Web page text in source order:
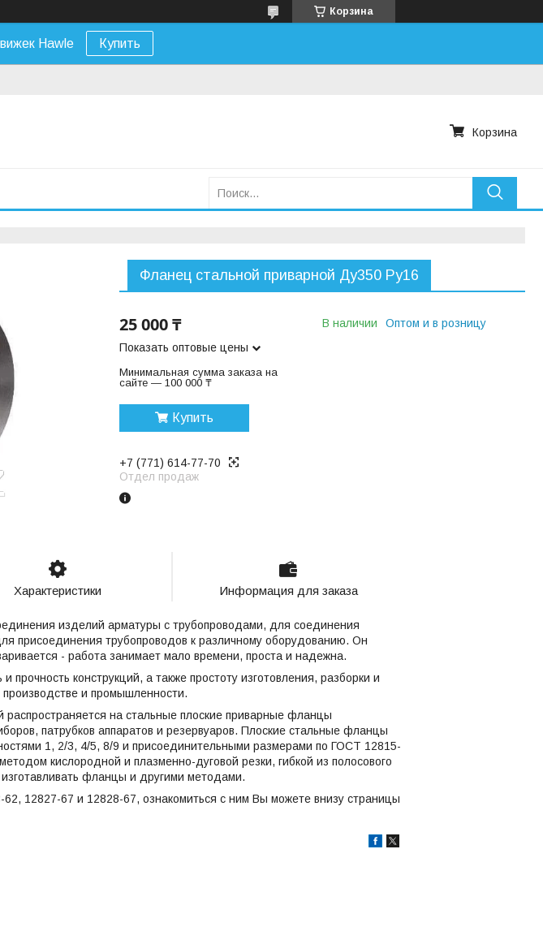
Корзина
Hawle Купить
Корзина
Фланец стальной приварной Ду350 Ру16
25 000 ₸
Показать оптовые цены
Минимальная сумма заказа на
сайте — 100 000 ₸
В наличии Оптом и в розницу
Купить
+7 (771) 614-77-70
Отдел продаж
Характеристики Информация для заказа
изделий арматуры с трубопроводами, для соединения
присоединения трубопроводов к различному оборудованию. Он
- работа занимает мало времени, проста и надежна.
конструкций, а также простоту изготовления, разборки и
и промышленности.
на стальные плоские приварные фланцы
патрубков аппаратов и резервуаров. Плоские стальные фланцы
1, 2/3, 4/5, 8/9 и присоединительными размерами по ГОСТ 12815-
кислородной и плазменно-дуговой резки, гибкой из полосового
фланцы и другими методами.
12827-67 и 12828-67, ознакомиться с ним Вы можете внизу страницы